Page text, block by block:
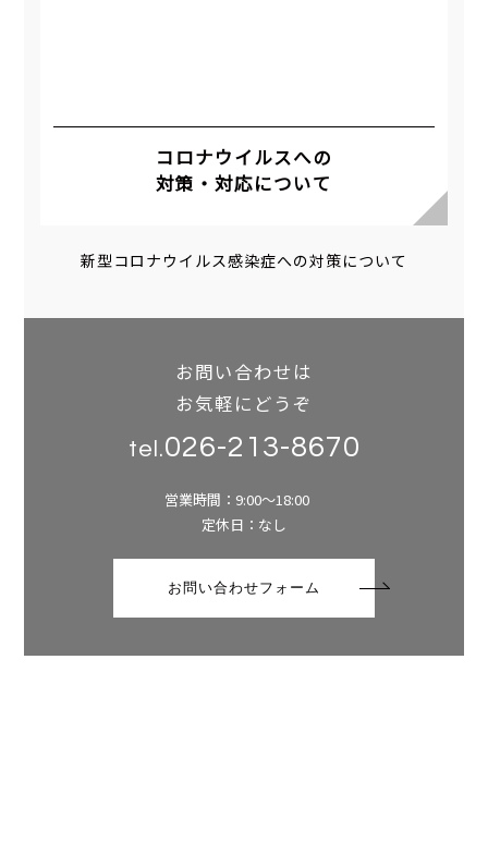
コロナウイルスへの
対策・対応について
新型コロナウイルス感染症への対策について
お問い合わせは
お気軽にどうぞ
tel.026-213-8670
営業時間：9:00～18:00
定休日：なし
お問い合わせフォーム